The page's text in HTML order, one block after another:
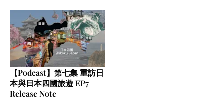
【Podcast】第七集 重訪日
本與日本四國旅遊 EP7
Release Note